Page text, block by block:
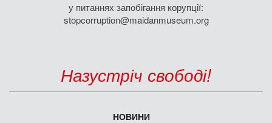
у питаннях запобігання корупції:
stopcorruption@maidanmuseum.org
Назустріч свободі!
НОВИНИ